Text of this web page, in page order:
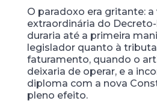
O paradoxo era gritante: a
extraordinária do Decreto-
duraria até a primeira
legislador quanto à
faturamento, quando o
deixaria de operar, e a
diploma com a nova
pleno efeito.